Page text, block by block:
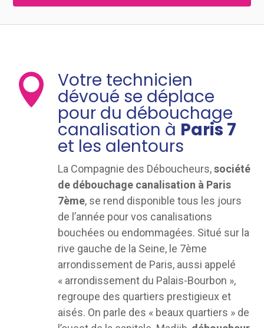
 Votre technicien
dévoué se déplace
pour du débouchage
canalisation à Paris 7
et les alentours
La Compagnie des Déboucheurs,société
de débouchage canalisation à Paris
7ème, se rend disponible tous les jours
de l’année pour vos canalisations
bouchées ou endommagées. Situé sur la
rive gauche de la Seine, le 7ème
arrondissement de Paris, aussi appelé
« arrondissement du Palais-Bourbon »,
regroupe des quartiers prestigieux et
aisés. On parle des « beaux quartiers » de